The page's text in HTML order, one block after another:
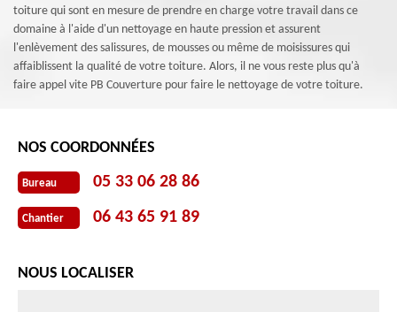
toiture qui sont en mesure de prendre en charge votre travail dans ce
domaine à l'aide d'un nettoyage en haute pression et assurent
l'enlèvement des salissures, de mousses ou même de moisissures qui
affaiblissent la qualité de votre toiture. Alors, il ne vous reste plus qu'à
faire appel vite PB Couverture pour faire le nettoyage de votre toiture.
NOS COORDONNÉES
Bureau 05 33 06 28 86
Chantier 06 43 65 91 89
NOUS LOCALISER